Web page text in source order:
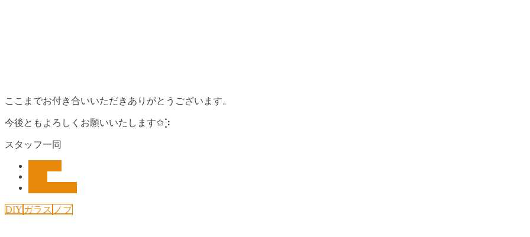
ここまでお付き合いいただきありがとうございます。
今後ともよろしくお願いいたします✩︎⡱
スタッフ一同
DIY ガラス ノブ